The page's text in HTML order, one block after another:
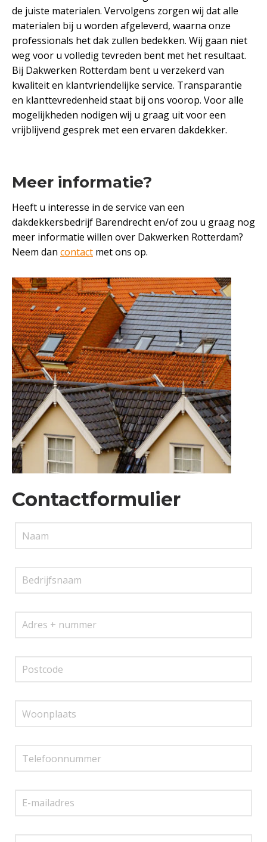
de juiste materialen. Vervolgens zorgen wij dat alle
materialen bij u worden afgeleverd, waarna onze
professionals het dak zullen bedekken. Wij gaan niet
weg voor u volledig tevreden bent met het resultaat.
Bij Dakwerken Rotterdam bent u verzekerd van
kwaliteit en klantvriendelijke service. Transparantie
en klanttevredenheid staat bij ons voorop. Voor alle
mogelijkheden nodigen wij u graag uit voor een
vrijblijvend gesprek met een ervaren dakdekker.
Meer informatie?
Heeft u interesse in de service van een
dakdekkersbedrijf Barendrecht en/of zou u graag nog
meer informatie willen over Dakwerken Rotterdam?
Neem dan contact met ons op.
Contactformulier